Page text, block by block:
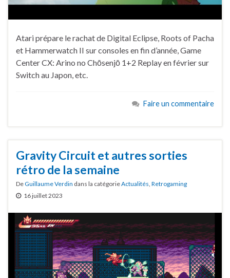
Atari prépare le rachat de Digital Eclipse, Roots of Pacha
et Hammerwatch II sur consoles en fin d’année, Game
Center CX: Arino no Chōsenjō 1+2 Replay en février sur
Switch au Japon, etc.
Faire un commentaire
Gravity Circuit et autres sorties
rétro de la semaine
DeGuillaume Verdin dans la catégorieActualités, Retrogaming
16 juillet 2023